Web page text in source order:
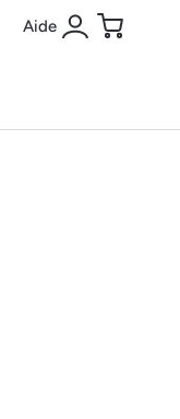
Aide
Se connecter
Panier